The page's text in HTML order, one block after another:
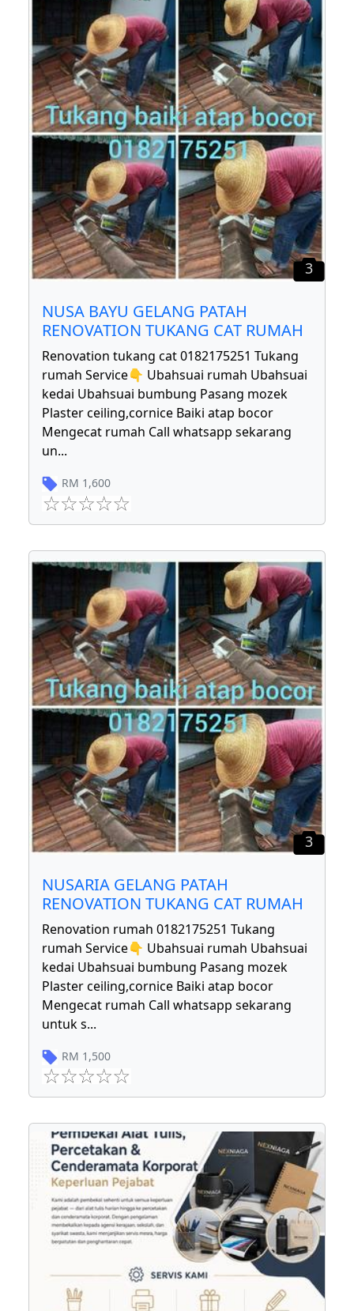
3
NUSA BAYU GELANG PATAH
RENOVATION TUKANG CAT RUMAH
Renovation tukang cat 0182175251 Tukang
rumah Service👇 Ubahsuai rumah Ubahsuai
kedai Ubahsuai bumbung Pasang mozek
Plaster ceiling,cornice Baiki atap bocor
Mengecat rumah Call whatsapp sekarang
un...
RM 1,600
3
NUSARIA GELANG PATAH
RENOVATION TUKANG CAT RUMAH
Renovation rumah 0182175251 Tukang
rumah Service👇 Ubahsuai rumah Ubahsuai
kedai Ubahsuai bumbung Pasang mozek
Plaster ceiling,cornice Baiki atap bocor
Mengecat rumah Call whatsapp sekarang
untuk s...
RM 1,500